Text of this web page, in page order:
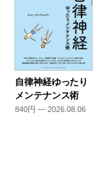
自律神経ゆったり
メンテナンス術
840円 — 2026.08.06